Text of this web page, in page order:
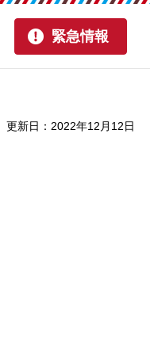
緊急情報
更新日：2022年12月12日